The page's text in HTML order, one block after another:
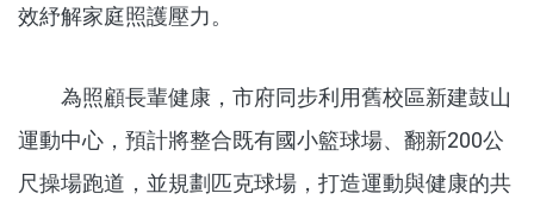
效紓解家庭照護壓力。
為照顧長輩健康，市府同步利用舊校區新建鼓山
運動中心，預計將整合既有國小籃球場、翻新200公
尺操場跑道，並規劃匹克球場，打造運動與健康的共